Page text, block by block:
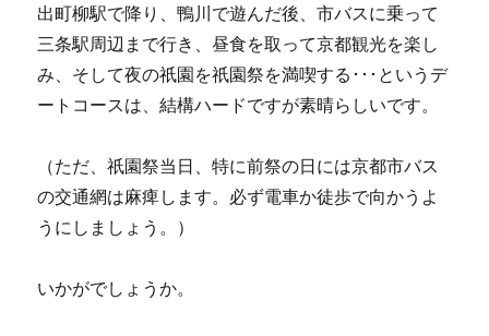
出町柳駅で降り、鴨川で遊んだ後、市バスに乗って
三条駅周辺まで行き、昼食を取って京都観光を楽し
み、そして夜の祇園を祇園祭を満喫する･･･というデ
ートコースは、結構ハードですが素晴らしいです。
（ただ、祇園祭当日、特に前祭の日には京都市バス
の交通網は麻痺します。必ず電車か徒歩で向かうよ
うにしましょう。）
いかがでしょうか。